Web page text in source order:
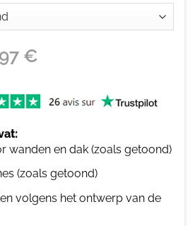
€
wanden en dak (zoals getoond)
(zoals getoond)
volgens het ontwerp van de